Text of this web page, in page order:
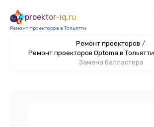
proektor-iq.ru
Ремонт проекторов в Тольятти
Ремонт проекторов /
Ремонт проекторов Optoma в Тольятти
Замена балластера